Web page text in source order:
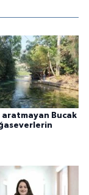
aratmayan Bucak